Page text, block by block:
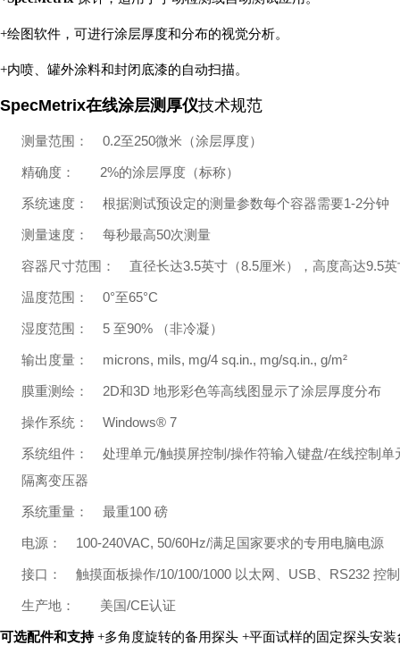
+绘图软件，可进行涂层厚度和分布的视觉分析。
+内喷、罐外涂料和封闭底漆的自动扫描。
SpecMetrix在线涂层测厚仪技术规范
测量范围： 0.2至250微米（涂层厚度）
精确度： 2%的涂层厚度（标称）
系统速度： 根据测试预设定的测量参数每个容器需要1-2分钟
测量速度： 每秒最高50次测量
容器尺寸范围： 直径长达3.5英寸（8.5厘米），高度高达9.5英
温度范围： 0°至65°C
湿度范围： 5 至90% （非冷凝）
输出度量： microns, mils, mg/4 sq.in., mg/sq.in., g/m²
膜重测绘： 2D和3D 地形彩色等高线图显示了涂层厚度分布
操作系统： Windows® 7
系统组件： 处理单元/触摸屏控制 /操作符输入键盘/在线控制单
隔离变压器
系统重量： 最重100 磅
电源： 100-240VAC, 50/60Hz/满足国家要求的专用电脑电源
接口： 触摸面板操作/10/100/1000 以太网、 USB RS232 控
生产地： 美国/CE认证
可选配件和支持 +多角度旋转的备用探头 +平面试样的固定探头安装